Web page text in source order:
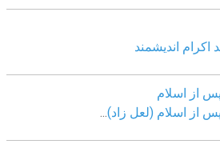
اکرام اندیشمند
از اسلام
از اسلام (لعل زاد)